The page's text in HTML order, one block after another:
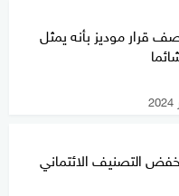
قرار موديز بأنه يمثل
التصنيف الائتماني